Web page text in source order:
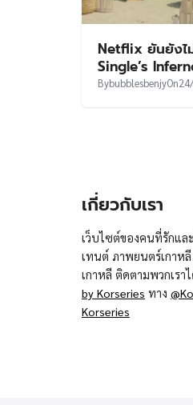
Netflix ยันยังไ
Single’s
BybubblesbenjyOn
เกี่ยวกับเรา
เว็บไซต์ของคนที่รักแ
เทนต์ ภาพยนตร์เกาห
เกาหลี ติดตามพวกเรา
by Korseries ทาง
Korseries